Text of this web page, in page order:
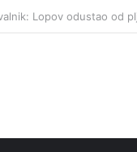
i Lav: znakovi koji uživaju